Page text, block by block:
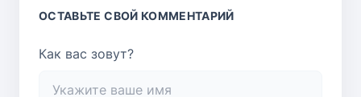
ОСТАВЬТЕ СВОЙ КОММЕНТАРИЙ
Как вас зовут?